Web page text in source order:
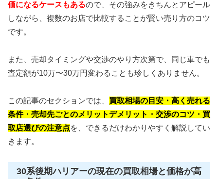
価になるケースもあるので、その強みをきちんとアピール
しながら、複数のお店で比較することが賢い売り方のコツ
です。
また、売却タイミングや交渉のやり方次第で、同じ車でも
査定額が10万〜30万円変わることも珍しくありません。
この記事のセクションでは、 買取相場の目安・高く売れる
条件・売却先ごとのメリットデメリット・交渉のコツ・買
取店選びの注意点を、できるだけわかりやすく解説してい
きます。
30系後期ハリアーの現在の買取相場と価格が高